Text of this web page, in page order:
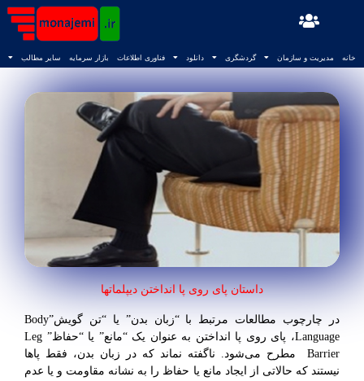
خانه مدیریت و سازمان گردشگری دانلود فناوری اطلاعات بازار سرمایه سایر مطالب
داستان پای روی پا انداختن دیپلماتها
در چارچوب مطالعات مرتبط با “زبان بدن” یا “تن گویش”Body
Language، پای روی پا انداختن به عنوان یک “مانع” یا “حفاظ” Leg
Barrier مطرح می‌شود. ناگفته نماند که
در زبان بدن، فقط پاها
نیستندکه حالاتی از ایجاد مانع یا حفاظ را به نشانه مقاومت و یا عدم